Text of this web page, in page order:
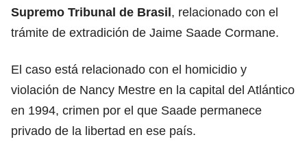
Supremo Tribunal de Brasil, relacionado con el
trámite de extradición de Jaime Saade Cormane.
El caso está relacionado con el homicidio y
violación de Nancy Mestre en la capital del Atlántico
en 1994, crimen por el que Saade permanece
privado de la libertad en ese país.